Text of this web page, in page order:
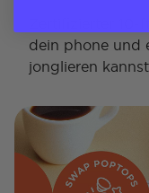
dein phone und
jonglieren